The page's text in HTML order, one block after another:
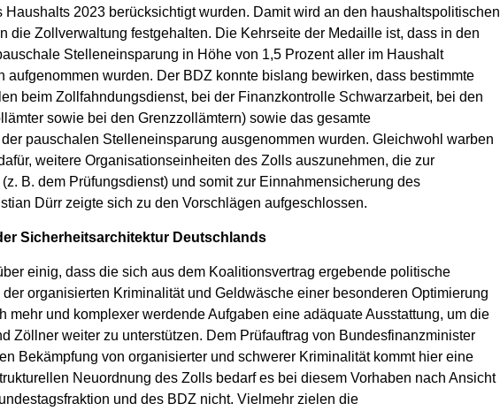
2023 berücksichtigt wurden. Damit wird an den haushaltspolitischen
die Zollverwaltung festgehalten. Die Kehrseite der Medaille ist, dass in den
Stelleneinsparung in Höhe von 1,5 Prozent aller im Haushalt
wurden. Der BDZ konnte bislang bewirken, dass bestimmte
beim Zollfahndungsdienst, bei der Finanzkontrolle Schwarzarbeit, bei den
sowie bei den Grenzzollämtern) sowie das gesamte
pauschalen Stelleneinsparung ausgenommen wurden. Gleichwohl warben
weitere Organisationseinheiten des Zolls auszunehmen, die zur
B. dem Prüfungsdienst) und somit zur Einnahmensicherung des
Dürr zeigte sich zu den Vorschlägen aufgeschlossen.
Sicherheitsarchitektur Deutschlands
einig, dass die sich aus dem Koalitionsvertrag ergebende politische
organisierten Kriminalität und Geldwäsche einer besonderen Optimierung
mehr und komplexer werdende Aufgaben eine adäquate Ausstattung, um die
Zöllner weiter zu unterstützen. Dem Prüfauftrag von Bundesfinanzminister
Bekämpfung von organisierter und schwerer Kriminalität kommt hier eine
Neuordnung des Zolls bedarf es bei diesem Vorhaben nach Ansicht
und des BDZ nicht. Vielmehr zielen die